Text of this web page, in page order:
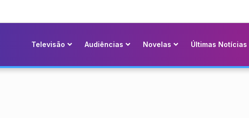
Televisão Audiências Novelas Últimas Notícias